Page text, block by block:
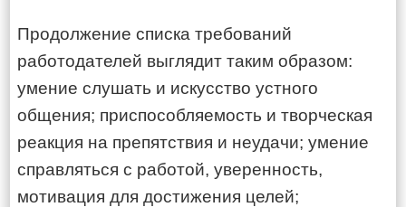
Продолжение списка требований
работодателей выглядит таким образом:
умение слушать и искусство устного
общения; приспособляемость и творческая
реакция на препятствия и неудачи; умение
справляться с работой, уверенность,
мотивация для достижения целей;